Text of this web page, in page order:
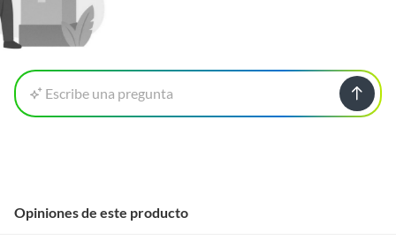
Escribe una pregunta
Opiniones de este producto